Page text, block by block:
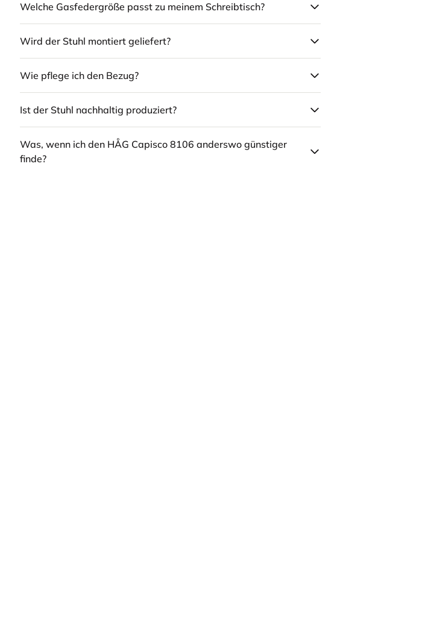
Welche Gasfedergröße passt zu meinem Schreibtisch?
Wird der Stuhl montiert geliefert?
Wie pflege ich den Bezug?
Ist der Stuhl nachhaltig produziert?
Was, wenn ich den HÅG Capisco 8106 anderswo günstiger
finde?